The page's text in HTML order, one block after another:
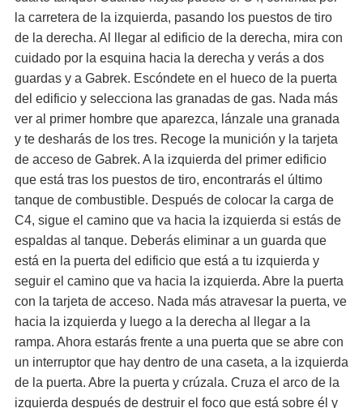
la carretera de la izquierda, pasando los puestos de tiro
de la derecha. Al llegar al edificio de la derecha, mira con
cuidado por la esquina hacia la derecha y verás a dos
guardas y a Gabrek. Escóndete en el hueco de la puerta
del edificio y selecciona las granadas de gas. Nada más
ver al primer hombre que aparezca, lánzale una granada
y te desharás de los tres. Recoge la munición y la tarjeta
de acceso de Gabrek. A la izquierda del primer edificio
que está tras los puestos de tiro, encontrarás el último
tanque de combustible. Después de colocar la carga de
C4, sigue el camino que va hacia la izquierda si estás de
espaldas al tanque. Deberás eliminar a un guarda que
está en la puerta del edificio que está a tu izquierda y
seguir el camino que va hacia la izquierda. Abre la puerta
con la tarjeta de acceso. Nada más atravesar la puerta, ve
hacia la izquierda y luego a la derecha al llegar a la
rampa. Ahora estarás frente a una puerta que se abre con
un interruptor que hay dentro de una caseta, a la izquierda
de la puerta. Abre la puerta y crúzala. Cruza el arco de la
izquierda después de destruir el foco que está sobre él y